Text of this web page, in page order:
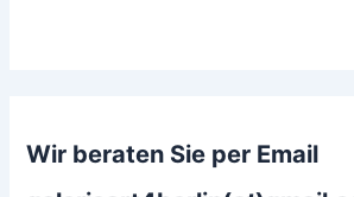
Wir beraten Sie per Email